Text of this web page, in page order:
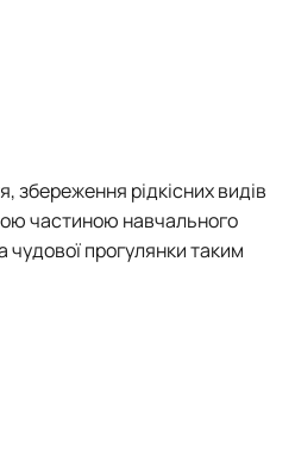
збереження рідкісних видів
частиною навчального
чудової прогулянки таким